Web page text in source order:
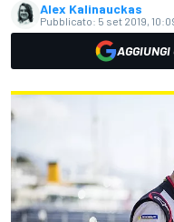
Alex Kalinauckas
Pubblicato: 5 set 2019,
AGGIUNGI